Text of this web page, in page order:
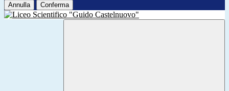
Annulla Conferma